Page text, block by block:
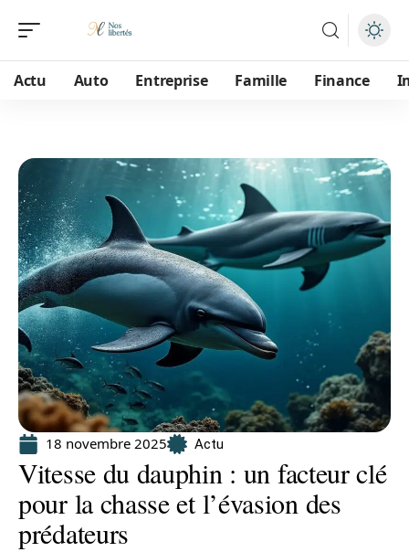
Actu Auto Entreprise Famille Finance
18 novembre 2025 Actu
Vitesse du dauphin : un facteur clé
pour la chasse et l’évasion des
prédateurs